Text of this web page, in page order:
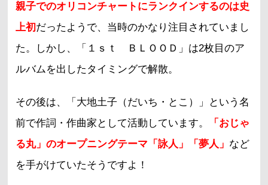
親子でのオリコンチャートにランクインするのは史
上初だったようで、当時のかなり注目されていまし
た。しかし、「１ｓｔ ＢＬＯＯＤ」は2枚目のア
ルバムを出したタイミングで解散。
その後は、「大地土子（だいち・とこ）」という名
前で作詞・作曲家として活動しています。
「おじゃ
る丸」のオープニングテーマ「詠人」「夢人」 など
を手がけていたそうですよ！